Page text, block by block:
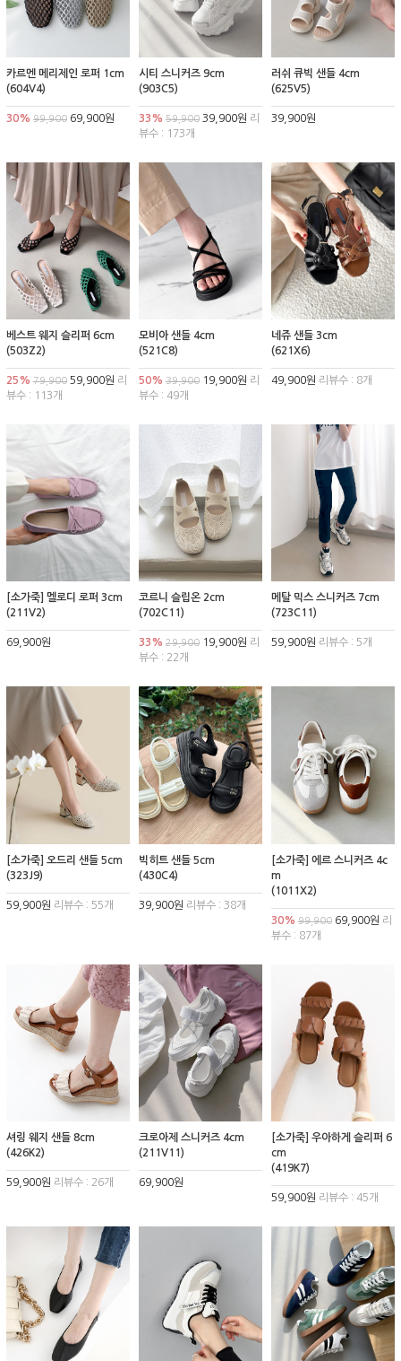
카르멘 메리제인 로퍼 1cm
(604V4)
30% 99,900 69,900원
시티 스니커즈 9cm
(903C5)
33% 59,90039,900원 리
뷰수 : 173개
러쉬 큐빅 샌들 4cm
(625V5)
39,900원
베스트 웨지 슬리퍼 6cm
(503Z2)
25% 79,900 59,900원 리
뷰수 : 113개
모비아 샌들 4cm
(521C8)
50% 39,90019,900원 리
뷰수 : 49개
네쥬 샌들 3cm
(621X6)
49,900원 리뷰수 : 8개
[소가죽] 멜로디 로퍼 3cm
(211V2)
69,900원
코르니 슬립온 2cm
(702C11)
33% 29,90019,900원 리
뷰수 : 22개
메탈 믹스 스니커즈 7cm
(723C11)
59,900원 리뷰수 : 5개
[소가죽] 오드리 샌들 5cm
(323J9)
59,900원 리뷰수 : 55개
빅히트 샌들 5cm
(430C4)
39,900원 리뷰수 : 38개
[소가죽] 에르 스니커즈 4c
m
(1011X2)
30% 99,90069,900원 리
뷰수 : 87개
셔링 웨지 샌들 8cm
(426K2)
59,900원 리뷰수 : 26개
크로아제 스니커즈 4cm
(211V11)
69,900원
[소가죽] 우아하게 슬리퍼 6
cm
(419K7)
59,900원 리뷰수 : 45개